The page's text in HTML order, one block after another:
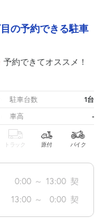
の予約できる駐車
予約できてオススメ！
駐車台数 1台
車高 -
トラック 原付 バイク
0:00 ～ 13:00 契
13:00 ～ 0:00 契